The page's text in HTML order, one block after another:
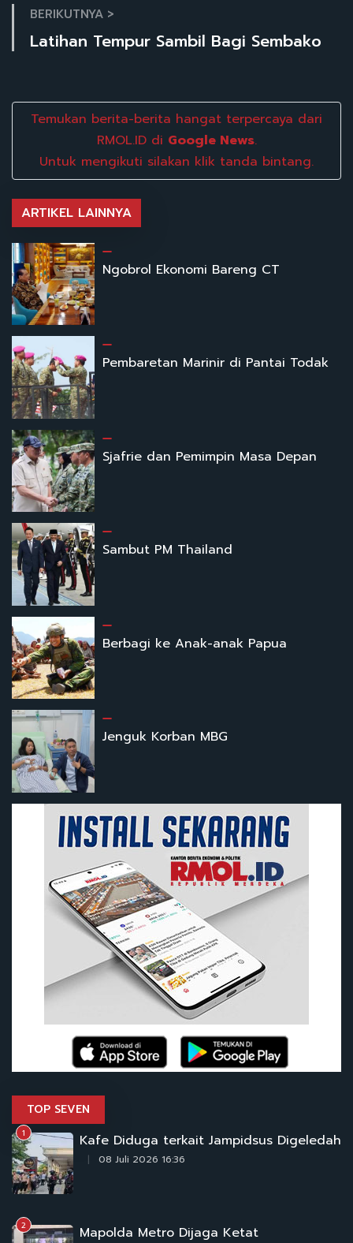
BERIKUTNYA >
Latihan Tempur Sambil Bagi Sembako
Temukan berita-berita hangat terpercaya dari
RMOL.ID di Google News.
Untuk mengikuti silakan klik tanda bintang.
ARTIKEL LAINNYA
Ngobrol Ekonomi Bareng CT
Pembaretan Marinir di Pantai Todak
Sjafrie dan Pemimpin Masa Depan
Sambut PM Thailand
Berbagi ke Anak-anak Papua
Jenguk Korban MBG
TOP SEVEN
1 Kafe Diduga terkait Jampidsus Digeledah
08 Juli 2026 16:36
2 Mapolda Metro Dijaga Ketat